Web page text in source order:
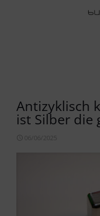
Antizyklisch
ist Silber die
06/06/2025